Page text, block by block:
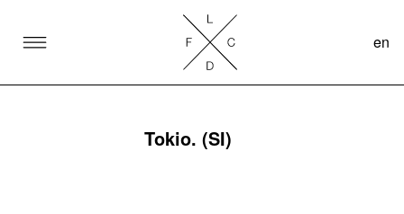
SKIP TO CONTENT
en
Tokio. (SI)